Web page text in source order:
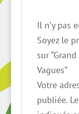
Il n’y pas
Soyez le
sur
Vagues”
Votre
publiée.